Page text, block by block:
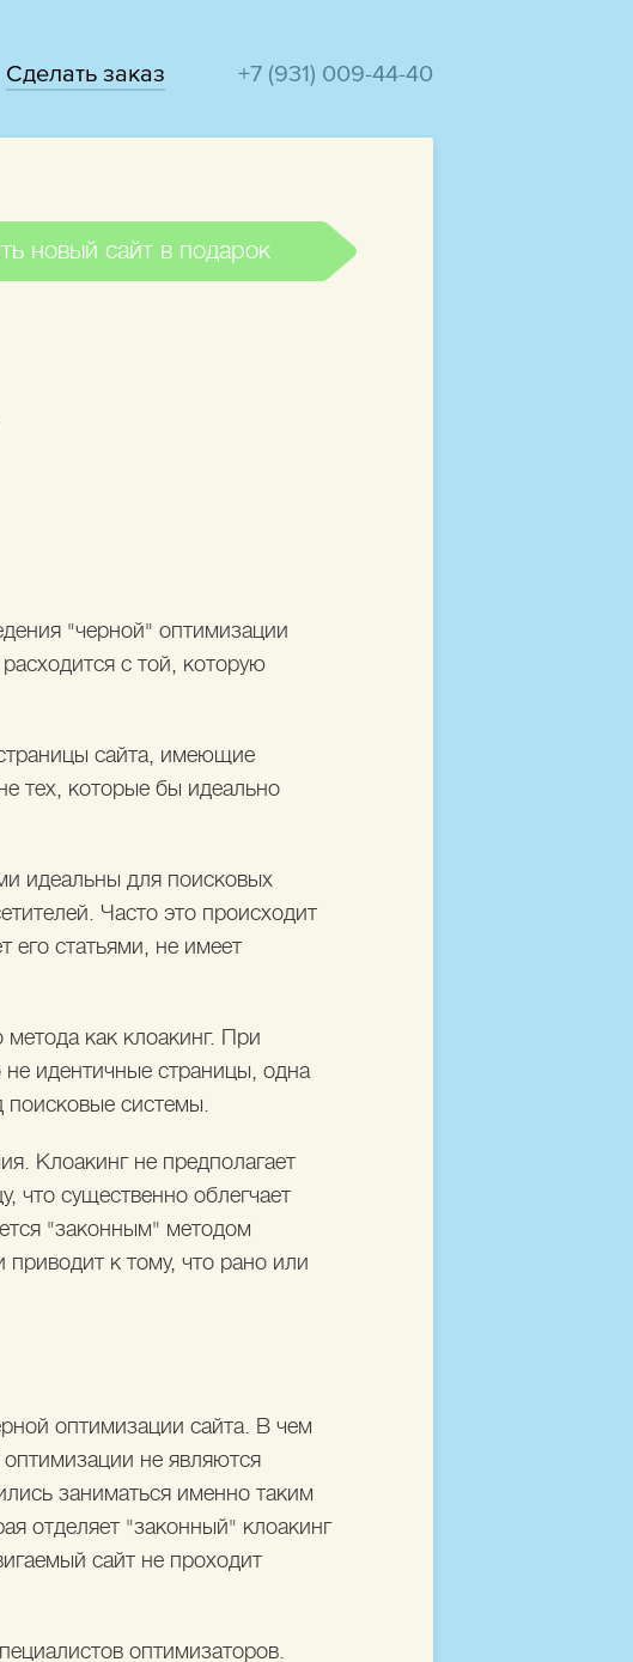
Сделать заказ +7 (931) 009-44-40
новый сайт в подарок
"черной" оптимизации
с той, которую
сайта, имеющие
тех, которые бы идеально
идеальны для поисковых
Часто это происходит
его статьями, не имеет
метода как клоакинг. При
идентичные страницы, одна
поисковые системы.
Клоакинг не предполагает
что существенно облегчает
"законным" методом
приводит к тому, что рано или
оптимизации сайта. В чем
не являются
заниматься именно таким
отделяет "законный" клоакинг
сайт не проходит
оптимизаторов.